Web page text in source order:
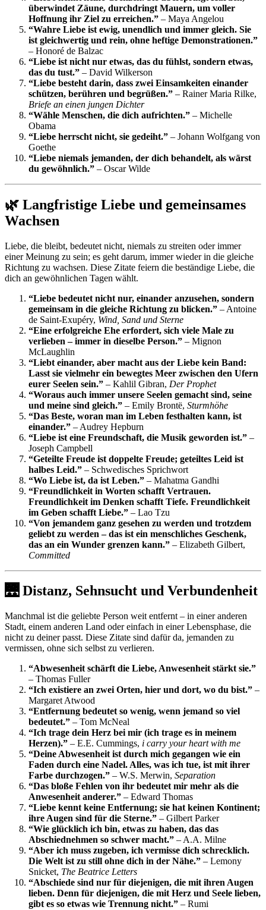
überwindet Zäune, durchdringt Mauern, um voller
Hoffnung ihr Ziel zu erreichen.” – Maya Angelou
“Wahre Liebe ist ewig, unendlich und immer gleich. Sie
ist gleichwertig und rein, ohne heftige Demonstrationen.”
– Honoré de Balzac
“Liebe ist nicht nur etwas, das du fühlst, sondern etwas,
das du tust.” – David Wilkerson
“Liebe besteht darin, dass zwei Einsamkeiten einander
schützen, berühren und begrüßen.” – Rainer Maria Rilke,
Briefe an einen jungen Dichter
“Wähle Menschen, die dich aufrichten.” – Michelle
Obama
“Liebe herrscht nicht, sie gedeiht.” – Johann Wolfgang von
Goethe
“Liebe niemals jemanden, der dich behandelt, als wärst
du gewöhnlich.” – Oscar Wilde
🌿 Langfristige Liebe und gemeinsames
Wachsen
Liebe, die bleibt, bedeutet nicht, niemals zu streiten oder immer
einer Meinung zu sein; es geht darum, immer wieder in die gleiche
Richtung zu wachsen. Diese Zitate feiern die beständige Liebe, die
dich an gewöhnlichen Tagen wählt.
“Liebe bedeutet nicht nur, einander anzusehen, sondern
gemeinsam in die gleiche Richtung zu blicken.” – Antoine
de Saint-Exupéry, Wind, Sand und Sterne
“Eine erfolgreiche Ehe erfordert, sich viele Male zu
verlieben – immer in dieselbe Person.” – Mignon
McLaughlin
“Liebt einander, aber macht aus der Liebe kein Band:
Lasst sie vielmehr ein bewegtes Meer zwischen den Ufern
eurer Seelen sein.” – Kahlil Gibran, Der Prophet
“Woraus auch immer unsere Seelen gemacht sind, seine
und meine sind gleich.” – Emily Brontë, Sturmhöhe
“Das Beste, woran man im Leben festhalten kann, ist
einander.” – Audrey Hepburn
“Liebe ist eine Freundschaft, die Musik geworden ist.” –
Joseph Campbell
“Geteilte Freude ist doppelte Freude; geteiltes Leid ist
halbes Leid.” – Schwedisches Sprichwort
“Wo Liebe ist, da ist Leben.” – Mahatma Gandhi
“Freundlichkeit in Worten schafft Vertrauen.
Freundlichkeit im Denken schafft Tiefe. Freundlichkeit
im Geben schafft Liebe.” – Lao Tzu
“Von jemandem ganz gesehen zu werden und trotzdem
geliebt zu werden – das ist ein menschliches Geschenk,
das an ein Wunder grenzen kann.” – Elizabeth Gilbert,
Committed
🌉 Distanz, Sehnsucht und Verbundenheit
Manchmal ist die geliebte Person weit entfernt – in einer anderen
Stadt, einem anderen Land oder einfach in einer Lebensphase, die
nicht zu deiner passt. Diese Zitate sind dafür da, jemanden zu
vermissen, ohne sich selbst zu verlieren.
“Abwesenheit schärft die Liebe, Anwesenheit stärkt sie.”
– Thomas Fuller
“Ich existiere an zwei Orten, hier und dort, wo du bist.” –
Margaret Atwood
“Entfernung bedeutet so wenig, wenn jemand so viel
bedeutet.” – Tom McNeal
“Ich trage dein Herz bei mir (ich trage es in meinem
Herzen).” – E.E. Cummings, i carry your heart with me
“Deine Abwesenheit ist durch mich gegangen wie ein
Faden durch eine Nadel. Alles, was ich tue, ist mit ihrer
Farbe durchzogen.” – W.S. Merwin, Separation
“Das bloße Fehlen von ihr bedeutet mir mehr als die
Anwesenheit anderer.” – Edward Thomas
“Liebe kennt keine Entfernung; sie hat keinen Kontinent;
ihre Augen sind für die Sterne.” – Gilbert Parker
“Wie glücklich ich bin, etwas zu haben, das das
Abschiednehmen so schwer macht.” – A.A. Milne
“Aber ich muss zugeben, ich vermisse dich schrecklich.
Die Welt ist zu still ohne dich in der Nähe.” – Lemony
Snicket, The Beatrice Letters
“Abschiede sind nur für diejenigen, die mit ihren Augen
lieben. Denn für diejenigen, die mit Herz und Seele lieben,
gibt es so etwas wie Trennung nicht.” – Rumi